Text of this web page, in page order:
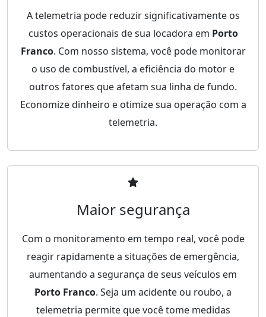
A telemetria pode reduzir significativamente os
custos operacionais de sua locadora em Porto
Franco. Com nosso sistema, você pode monitorar
o uso de combustível, a eficiência do motor e
outros fatores que afetam sua linha de fundo.
Economize dinheiro e otimize sua operação com a
telemetria.
Maior segurança
Com o monitoramento em tempo real, você pode
reagir rapidamente a situações de emergência,
aumentando a segurança de seus veículos em
Porto Franco. Seja um acidente ou roubo, a
telemetria permite que você tome medidas